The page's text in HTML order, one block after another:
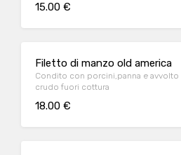
15.00 €
Filetto di manzo old america
Condito con porcini,panna e avvolto in fettine di prosciutto
crudo fuori cottura
18.00 €